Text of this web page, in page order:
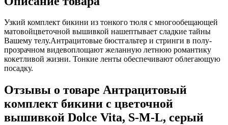
Узкий комплект бикини из тонкого тюля с многообещающей
матовойцветочной вышивкой нашептывает сладкие тайны
Вашему телу.Антрацитовые бюстгальтер и стринги в полу-
прозрачном видевоплощают желанную летнюю романтику
кокетливой жизни. Тонкие ленты обеспечивают облегающую
посадку.
Отзывы о товаре Антрацитовый
комплект бикини с цветочной
вышивкой Dolce Vita, S-M-L, серый